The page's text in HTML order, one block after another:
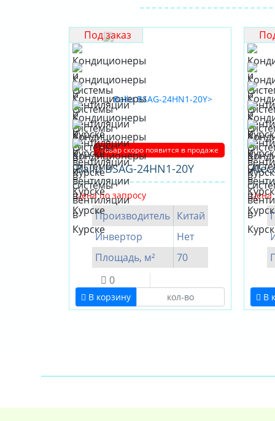
Под заказ
Товар скоро появится в продаже
Ballu BSAG-24HN1-20Y
Цена по запросу
Производитель Китай
Инвертор
Нет
Площадь, м²
70
0
В корзину
Цена
В